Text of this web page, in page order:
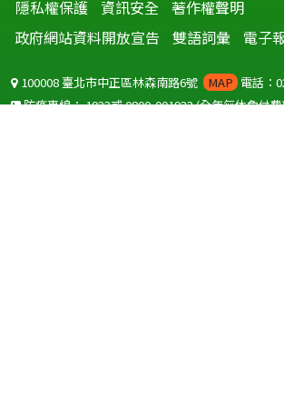
隱私權保護 資訊安全 著作權聲明
政府網站資料開放宣告
雙語詞彙 電子
100008 臺北市中正區林森南路6號 MAP 電話：
防疫專線：1922或0800-001922(全年無休免付